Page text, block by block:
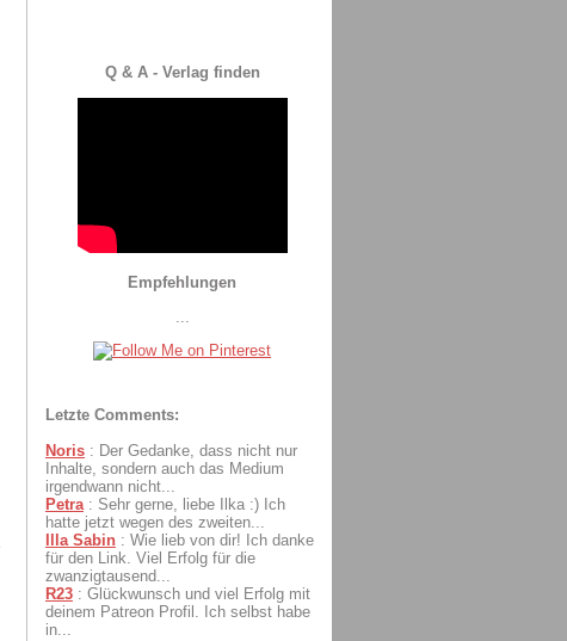
Q & A - Verlag finden
Empfehlungen
Letzte Comments:
Noris : Der Gedanke, dass nicht nur
Inhalte, sondern auch das Medium
irgendwann nicht...
Petra : Sehr gerne, liebe Ilka :) Ich
hatte jetzt wegen des zweiten...
Illa Sabin : Wie lieb von dir! Ich danke
für den Link. Viel Erfolg für die
zwanzigtausend...
R23 : Glückwunsch und viel Erfolg mit
deinem Patreon Profil. Ich selbst habe
in...